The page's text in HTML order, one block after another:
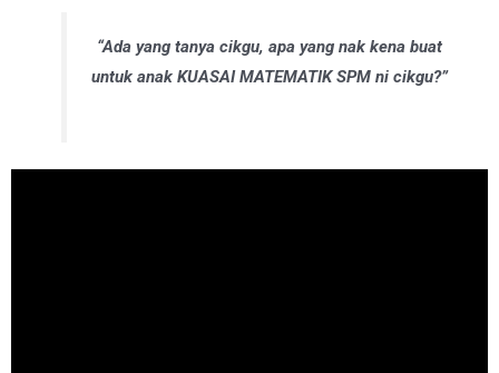
“Ada yang tanya cikgu, apa yang nak kena buat
untuk anak KUASAI MATEMATIK SPM ni cikgu?”